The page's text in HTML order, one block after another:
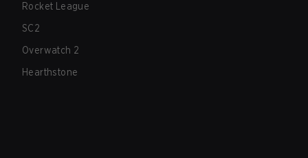
Rocket League
SC2
Overwatch 2
Hearthstone